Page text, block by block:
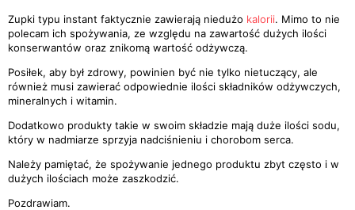
Zupki typu instant faktycznie zawierają niedużo kalorii. Mimo to nie
polecam ich spożywania, ze względu na zawartość dużych ilości
konserwantów oraz znikomą wartość odżywczą.
Posiłek, aby był zdrowy, powinien być nie tylko nietuczący, ale
również musi zawierać odpowiednie ilości składników odżywczych,
mineralnych i witamin.
Dodatkowo produkty takie w swoim składzie mają duże ilości sodu,
który w nadmiarze sprzyja nadciśnieniu i chorobom serca.
Należy pamiętać, że spożywanie jednego produktu zbyt często i w
dużych ilościach może zaszkodzić.
Pozdrawiam.